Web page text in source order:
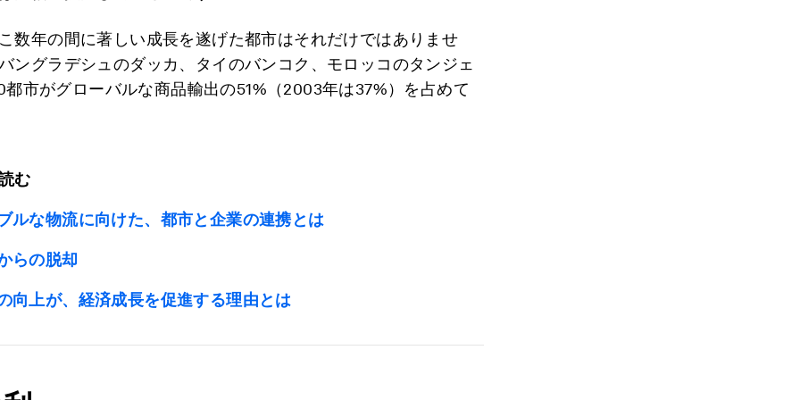
数年の間に著しい成長を遂げた都市はそれだけではありませ
ングラデシュのダッカ、タイのバンコク、モロッコのタンジェ
都市がグローバルな商品輸出の51%（2003年は37%）を占めて
む
ルな物流に向けた、都市と企業の連携とは
らの脱却
向上が、経済成長を促進する理由とは